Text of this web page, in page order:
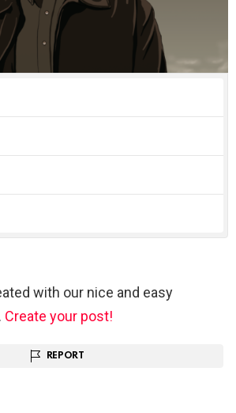
with our nice and easy
Create your post!
REPORT